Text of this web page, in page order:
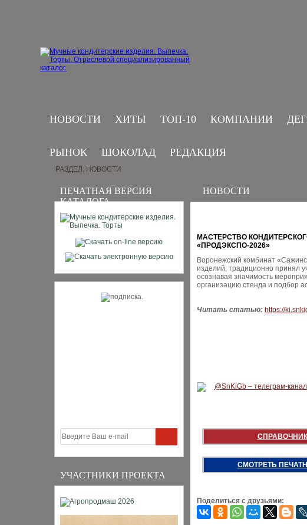
НОВОСТИ ХИТЫ ТОП-10 КОМПАНИИ
РЫНОК ШОКОЛАД РЕДАКЦИЯ
ПЕЧАТНАЯ ВЕРСИЯ
КАТАЛОГА
УЧАСТНИКИ ПРОЕКТА
РАЗДЕЛ: НОВОСТИ
НОВОСТИ
МАСТЕРСТВО
«ПРОДЭКСПО‑2026»
Воронежский комбинат
изделий, традиционно принял
осознавая значимость
организацию стенда и подбор
Читать статью: https://
СМОТРЕТЬ
Поделиться с друзьями: